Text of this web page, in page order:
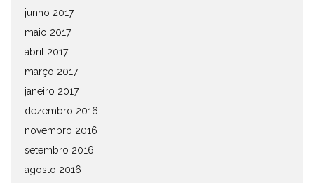
junho 2017
maio 2017
abril 2017
março 2017
janeiro 2017
dezembro 2016
novembro 2016
setembro 2016
agosto 2016